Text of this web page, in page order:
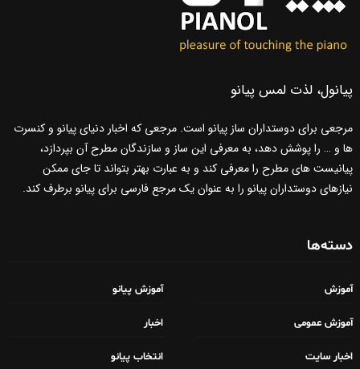
پیانول، لذت لمس پیانو
مرجعی برای دوستداران ساز پیانو است. مرجعی که اخبار دنیای پیانو و کنسرت
ها و … را پوشش دهد، به معرفی این ساز و سازندگان مطرح آن بپردازد،
پیانیست های مطرح را معرفی کند و به عبارت بهتر بتواند تا جای ممکن
نیازهای دوستداران پیانو را به عنوان یک مرجع فارسی برای پیانو برطرف کند.
دسته‌ها
آموزش آموزش پیانو
آموزش عمومی اخبار
اخبار سایت انتخاب پیانو